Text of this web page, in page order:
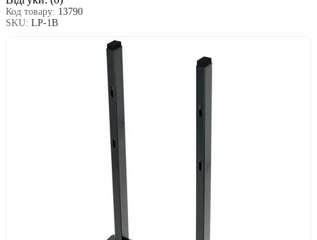
Код товару: 13790
SKU: LP-1B